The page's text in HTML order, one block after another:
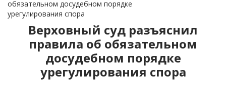
обязательном досудебном порядке
урегулирования спора
Верховный суд разъяснил
правила об обязательном
досудебном порядке
урегулирования спора